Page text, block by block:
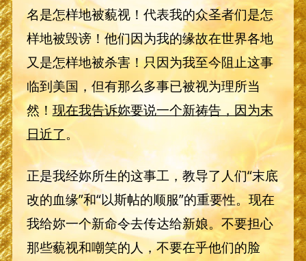
名是怎样地被藐视！代表我的众圣者们是怎
样地被毁谤！他们因为我的缘故在世界各地
又是怎样地被杀害！只因为我至今阻止这事
临到美国，但有那么多事已被视为理所当
然！ 现在我告诉妳要说一个新祷告，因为末
日近了。
正是我经妳所生的这事工，教导了人们“末底
改的血缘”和“以斯帖的顺服”的重要性。现在
我给妳一个新命令去传达给新娘。不要担心
那些藐视和嘲笑的人，不要在乎他们的脸